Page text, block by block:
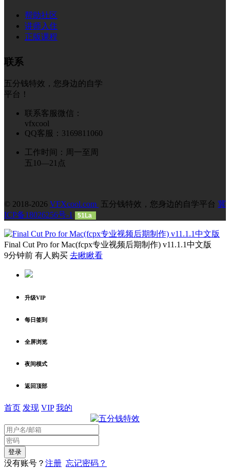
帮助社区
讲师入住
正版课程
联系
五分钱特效，您身边的自学
平台！
联系客服微信：
vfxcool
QQ客服：3169811060
工作时间：周一至周
五10—21点
© 2018-2026 VFXcool.com 五分钱特效，您身边的自学平台 冀
ICP备18026256号-1
51La
Final Cut Pro for Mac(fcpx专业视频后期制作) v11.1.1中文版
9分钟前 有人购买 去瞅瞅看
升级VIP
每日签到
全屏浏览
夜间模式
返回顶部
首页 发现 VIP 我的
没有账号？ 注册 忘记密码？